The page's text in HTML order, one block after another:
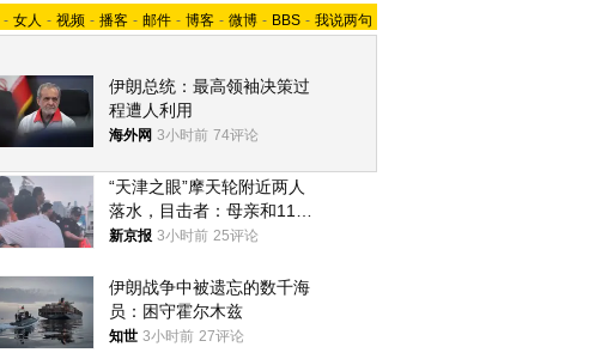
- 女人 - 视频 - 播客 - 邮件 - 博客 - 微博 - BBS - 我说两句
伊朗总统：最高领袖决策过
程遭人利用
海外网 3小时前 74评论
“天津之眼”摩天轮附近两人
落水，目击者：母亲和11岁
儿子先后被打捞上岸
新京报 3小时前 25评论
伊朗战争中被遗忘的数千海
员：困守霍尔木兹
知世 3小时前 27评论